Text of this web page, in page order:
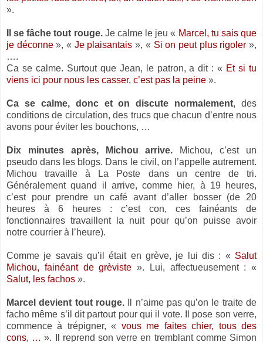
».
Il se fâche tout rouge.Je calme le jeu « Marcel, tu sais que
je déconne», « Je plaisantais », « Si on peut plus rigoler »,
….
Ca se calme. Surtout que Jean, le patron, a dit : « Et si tu
viens ici pour nous les casser, c’est pas la peine ».
Ca se calme, donc et on discute normalement, des
conditions de circulation, des trucs que chacun d’entre nous
avons pour éviter les bouchons, …
Dix minutes après, Michou arrive. Michou, c’est un
pseudo dans les blogs. Dans le civil, on l’appelle autrement.
Michou travaille à La Poste dans un centre de tri.
Généralement quand il arrive, comme hier, à 19 heures,
c’est pour prendre un café avant d’aller bosser (de 20
heures à 6 heures : c’est con, ces fainéants de
fonctionnaires travaillent la nuit pour qu’on puisse avoir
notre courrier à l’heure).
Comme je savais qu’il était en grève, je lui dis : « Salut
Michou, fainéant de grèviste ». Lui, affectueusement : «
Salut, les fachos ».
Marcel devient tout rouge.Il n’aime pas qu’on le traite de
facho même s’il dit partout pour qui il vote. Il pose son verre,
commence à trépigner, « vous me faites chier, tous des
cons, … ». Il reprend son verre en tremblant comme Simon